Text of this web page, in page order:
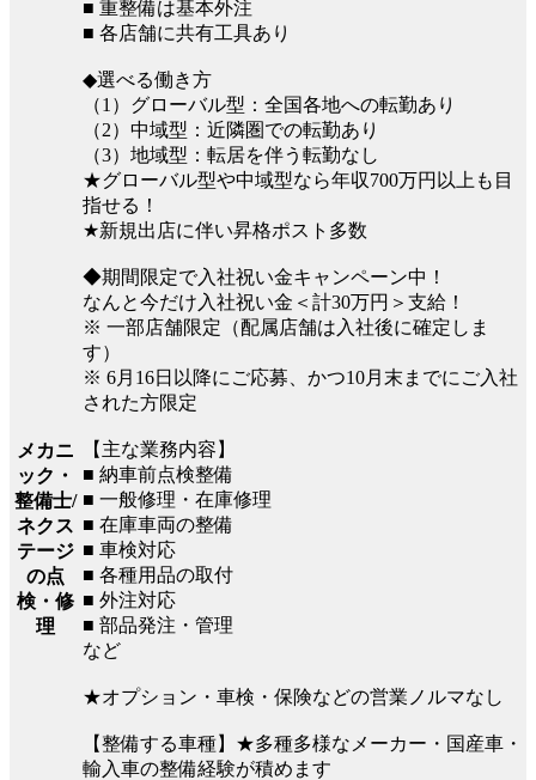
メカニ
ック・
整備士/
ネクス
テージ
の点
検・修
理
■ 重整備は基本外注
■ 各店舗に共有工具あり
◆選べる働き方
（1）グローバル型：全国各地への転勤あり
（2）中域型：近隣圏での転勤あり
（3）地域型：転居を伴う転勤なし
★グローバル型や中域型なら年収700万円以上も目
指せる！
★新規出店に伴い昇格ポスト多数
◆期間限定で入社祝い金キャンペーン中！
なんと今だけ入社祝い金＜計30万円＞支給！
※ 一部店舗限定（配属店舗は入社後に確定しま
す）
※ 6月16日以降にご応募、かつ10月末までにご入社
された方限定
【主な業務内容】
■ 納車前点検整備
■ 一般修理・在庫修理
■ 在庫車両の整備
■ 車検対応
■ 各種用品の取付
■ 外注対応
■ 部品発注・管理
など
★オプション・車検・保険などの営業ノルマなし
【整備する車種】★多種多様なメーカー・国産車・
輸入車の整備経験が積めます